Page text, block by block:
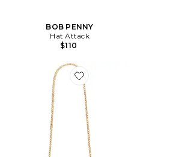
BOB PENNY
Hat Attack
$110
Favorite SAC À POIGNÉE